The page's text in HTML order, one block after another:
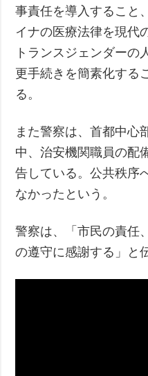
事責任を導入すること
イナの医療法律を現代
トランスジェンダーの
更手続きを簡素化する
る。
また警察は、首都中心
中、治安機関職員の配
告している。公共秩序
なかったという。
警察は、「市民の責任
の遵守に感謝する」と